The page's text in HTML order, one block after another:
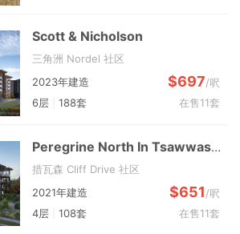
Scott & Nicholson
三角洲 Nordel 社区
2023年建造
$697/呎
6层
188套 在售11套
Peregrine North In Tsawwassen Shores
措瓦森 Cliff Drive 社区
2021年建造
$651/呎
4层
108套 在售11套